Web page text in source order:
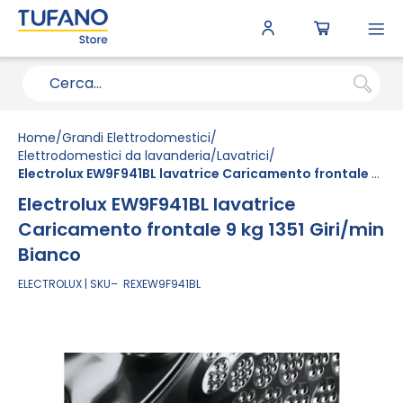
Home Grandi Elettrodomestici
Elettrodomestici da lavanderia Lavatrici
Electrolux EW9F941BL lavatrice Caricamento frontale 9 kg 1351 Giri/min Bianco
Electrolux EW9F941BL lavatrice
Caricamento frontale 9 kg 1351 Giri/min
Bianco
ELECTROLUX SKU REXEW9F941BL
galleria